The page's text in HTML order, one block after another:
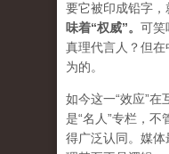
要它被印成铅字，
味着“权威”。 可笑
真理代言人？但
为的。
如今这一“效应”
是“名人”专栏，
得广泛认同。媒